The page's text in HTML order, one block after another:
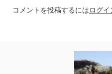
コメントを投稿するにはログイ